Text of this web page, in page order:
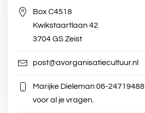
Box C4518
Kwikstaartlaan 42
3704 GS Zeist
post@avorganisatiecultuur.nl
Marijke Dieleman06-24719488
voor al je vragen.